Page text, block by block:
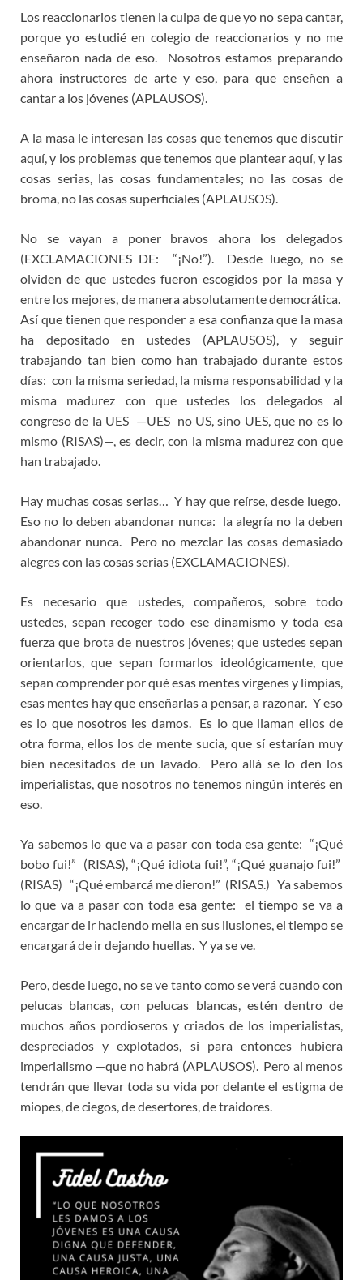
Los reaccionarios tienen la culpa de que yo no sepa cantar,
porque yo estudié en colegio de reaccionarios y no me
enseñaron nada de eso. Nosotros estamos preparando
ahora instructores de arte y eso, para que enseñen a
cantar a los jóvenes (APLAUSOS).
A la masa le interesan las cosas que tenemos que discutir
aquí, y los problemas que tenemos que plantear aquí, y las
cosas serias, las cosas fundamentales; no las cosas de
broma, no las cosas superficiales (APLAUSOS).
No se vayan a poner bravos ahora los delegados
(EXCLAMACIONES DE: “¡No!”). Desde luego, no se
olviden de que ustedes fueron escogidos por la masa y
entre los mejores, de manera absolutamente democrática.
Así que tienen que responder a esa confianza que la masa
ha depositado en ustedes (APLAUSOS), y seguir
trabajando tan bien como han trabajado durante estos
días: con la misma seriedad, la misma responsabilidad y la
misma madurez con que ustedes los delegados al
congreso de la UES —UES no US, sino UES, que no es lo
mismo (RISAS)—, es decir, con la misma madurez con que
han trabajado.
Hay muchas cosas serias… Y hay que reírse, desde luego.
Eso no lo deben abandonar nunca: la alegría no la deben
abandonar nunca. Pero no mezclar las cosas demasiado
alegres con las cosas serias (EXCLAMACIONES).
Es necesario que ustedes, compañeros, sobre todo
ustedes, sepan recoger todo ese dinamismo y toda esa
fuerza que brota de nuestros jóvenes; que ustedes sepan
orientarlos, que sepan formarlos ideológicamente, que
sepan comprender por qué esas mentes vírgenes y limpias,
esas mentes hay que enseñarlas a pensar, a razonar. Y eso
es lo que nosotros les damos. Es lo que llaman ellos de
otra forma, ellos los de mente sucia, que sí estarían muy
bien necesitados de un lavado. Pero allá se lo den los
imperialistas, que nosotros no tenemos ningún interés en
eso.
Ya sabemos lo que va a pasar con toda esa gente: “¡Qué
bobo fui!” (RISAS), “¡Qué idiota fui!”, “¡Qué guanajo fui!”
(RISAS) “¡Qué embarcá me dieron!” (RISAS.) Ya sabemos
lo que va a pasar con toda esa gente: el tiempo se va a
encargar de ir haciendo mella en sus ilusiones, el tiempo se
encargará de ir dejando huellas. Y ya se ve.
Pero, desde luego, no se ve tanto como se verá cuando con
pelucas blancas, con pelucas blancas, estén dentro de
muchos años pordioseros y criados de los imperialistas,
despreciados y explotados, si para entonces hubiera
imperialismo —que no habrá (APLAUSOS). Pero al menos
tendrán que llevar toda su vida por delante el estigma de
miopes, de ciegos, de desertores, de traidores.